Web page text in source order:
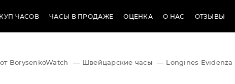
ЧАСОВ ЧАСЫ В ПРОДАЖЕ ОЦЕНКА О НАС ОТЗЫВЫ
BorysenkoWatch — Швейцарские часы — Longines Evidenza